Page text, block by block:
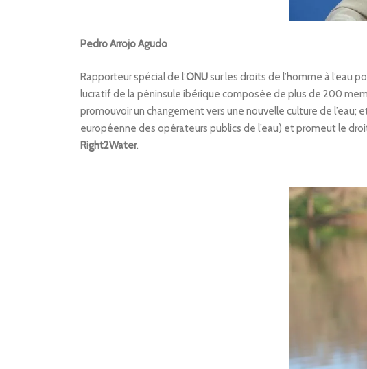
Pedro Arrojo Agudo
Rapporteur spécial de l’ONUsur les droits de l’homme à l’eau
lucratif de la péninsule ibérique composée de plus de 200
promouvoir un changement vers une nouvelle culture de l’eau;
européenne des opérateurs publics de l’eau) et promeut le
Right2Water.